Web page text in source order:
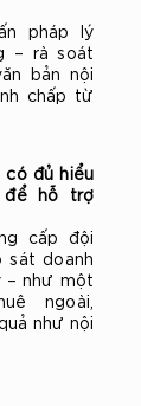
pháp lý
– rà soát
bản nội
chấp từ
có đủ hiểu
để hỗ trợ
cấp đội
sát doanh
– như một
ngoài,
như nội